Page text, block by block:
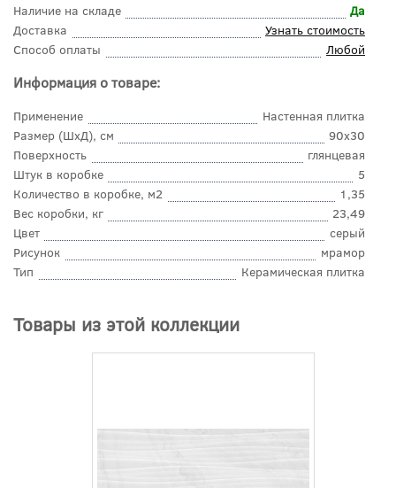
Наличие на складе
Да
Доставка
Узнать стоимость
Способ оплаты
Любой
Информация о товаре:
Применение
Настенная плитка
Размер (ШхД), см
90x30
Поверхность
глянцевая
Штук в коробке
5
Количество в коробке, м2
1,35
Вес коробки, кг
23,49
Цвет
серый
Рисунок
мрамор
Тип
Керамическая плитка
Товары из этой коллекции